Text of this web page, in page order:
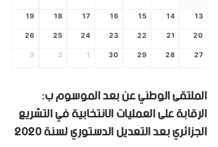
13
14
15
16
17
18
19
20
21
22
23
24
25
26
27
28
29
30
1
2
3
الملتقى الوطني عن بعد الموسوم ب:
الرقابة على العمليات الإنتخابية في التشريع
الجزائري بعد التعديل الدستوري لسنة 2020